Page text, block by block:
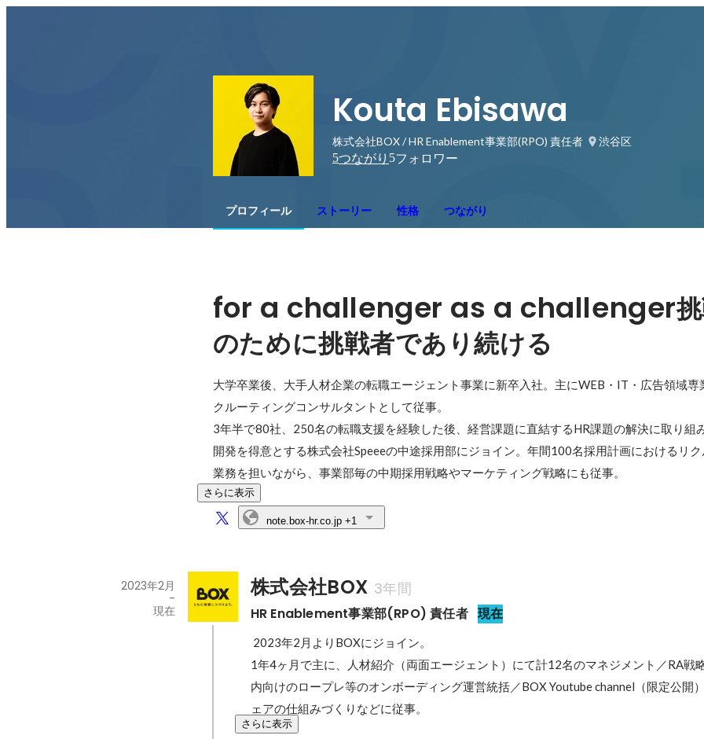
Kouta Ebisawa
株式会社BOX / HR Enablement事業部(RPO) 責任者
渋谷区
5つながり 5フォロワー
プロフィール ストーリー 性格 つながり
for a challenger as a challenger
のために挑戦者であり続ける
大学卒業後、大手人材企業の転職エージェント事業に新卒入社。主にWEB・IT・広告領域専
クルーティングコンサルタントとして従事。
3年半で80社、250名の転職支援を経験した後、経営課題に直結するHR課題の解決に取り組
開発を得意とする株式会社Speeeの中途採用部にジョイン。年間100名採用計画におけるリ
業務を担いながら、事業部毎の中期採用戦略やマーケティング戦略にも従事。
さらに表示
note.box-hr.co.jp+1
株式会社BOX 3年間
HR Enablement事業部(RPO) 責任者 現在
2023年2月
-
現在
1年4ヶ月で主に、人材紹介（両面エージェント）にて計12名のマネジメント／RA戦
内向けのロープレ等のオンボーディング運営統括／BOX Youtube channel（限定公開
ェアの仕組みづくりなどに従事。
さらに表示